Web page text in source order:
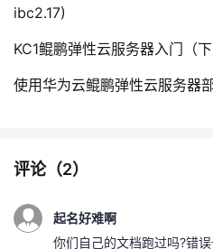
ibc2.17)
KC1鲲鹏弹性云服务器入门（下
使用华为云鲲鹏弹性云服务器
评论（2）
起名好难啊
你们自己的文档跑过吗?错